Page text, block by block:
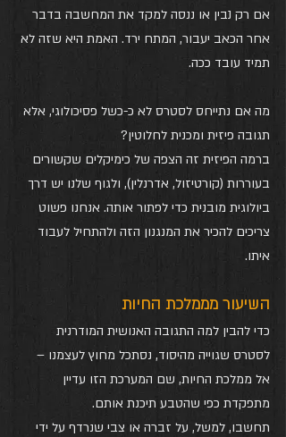
אם רק נבין או ננסה למקד את המחשבה בדבר
אחר הכאב יעבור, המתח ירד. האמת היא שזה לא
תמיד עובד ככה.
מה אם נתייחס לסטרס לא כ-כשל פסיכולוגי, אלא
תגובה פיזית ומכנית לחלוטין?
ברמה הפיזית זה הצפה של כימיקלים שקשורים
בעוררות (קורטיזול, אדרנלין), ולגוף שלנו יש דרך
ביולוגית מובנית כדי לפתור אותה. אנחנו פשוט
צריכים להכיר את המנגנון הזה ולהתחיל לעבוד
איתו.
השיעור מממלכת החיות
כדי להבין למה התגובה האנושית המודרנית
לסטרס שגוייה מהיסוד, נסתכל מחוץ לעצמנו –
אל ממלכת החיות, שם המערכת הזו עדיין
מתפקדת כפי שהטבע תיכנת אותם.
תחשבו, למשל, על זברה או צבי שנרדף על ידי